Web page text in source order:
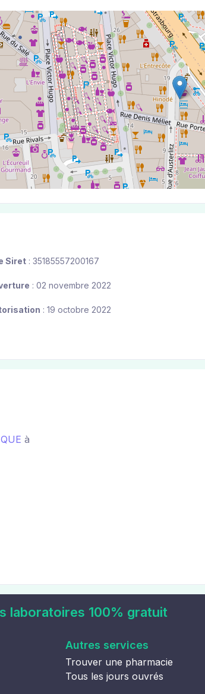
Siret : 35185557200167
: 02 novembre 2022
: 19 octobre 2022
à
laboratoires 100% gratuit
Autres services
Trouver une pharmacie
Tous les jours ouvrés